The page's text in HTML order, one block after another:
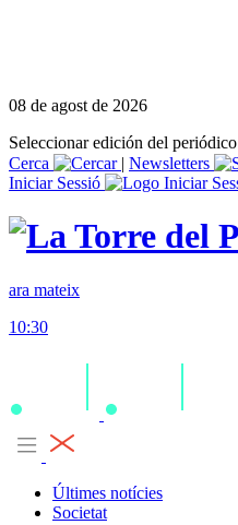
08 de agost de 2026
Seleccionar edición del periódico
Cerca
| Newsletters
Iniciar Sessió
ara mateix
10:30
Últimes notícies
Societat